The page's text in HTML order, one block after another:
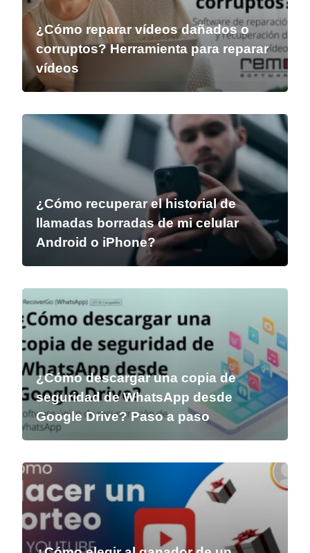
¿Cómo reparar vídeos dañados o
corruptos? Herramienta para reparar
vídeos
¿Cómo recuperar el historial de
llamadas borradas de mi celular
Android o iPhone?
¿Cómo descargar una copia de
seguridad de WhatsApp desde
Google Drive? Paso a paso